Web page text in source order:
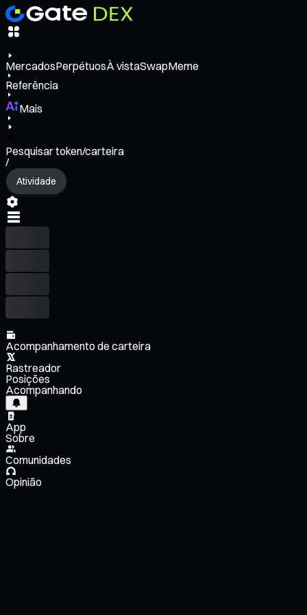
MercadosPerpétuosÀ vistaSwapMeme
Referência
Mais
Pesquisar token/carteira
/
Atividade
Acompanhamento de carteira
Rastreador
Posições
Acompanhando
App
Sobre
Comunidades
Opinião